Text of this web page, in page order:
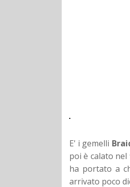
E' i gemelli
poi è calato
ha portato a
arrivato poco